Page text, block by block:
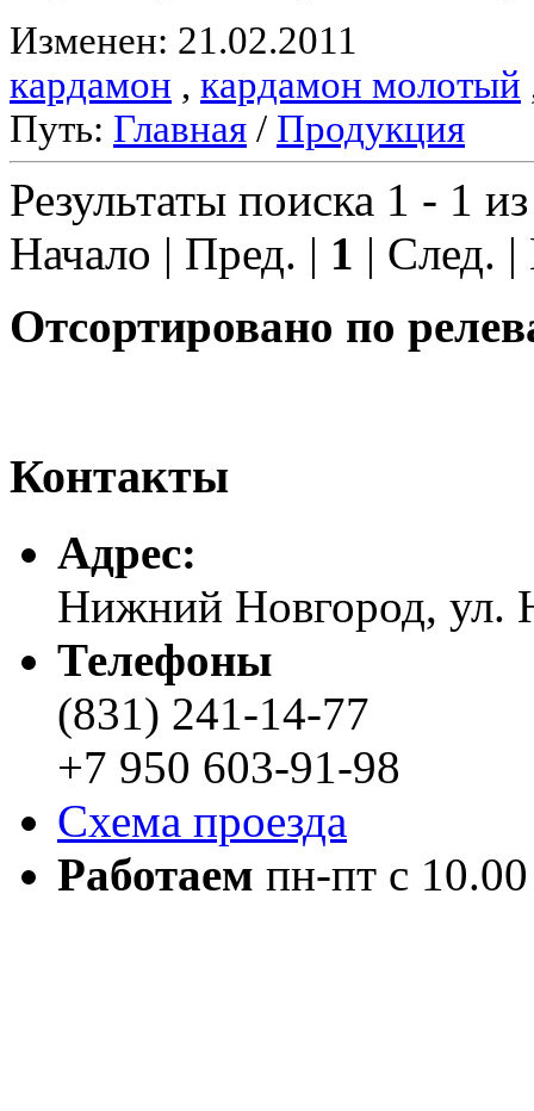
Изменен: 21.02.2011
кардамон , кардамон молотый
Путь: Главная / Продукция
Результаты поиска 1 - 1
Начало | Пред. | 1 | След.
Отсортировано по
Контакты
Адреc:
Нижний Новгород, ул.
Телефоны
(831) 241-14-77
+7 950 603-91-98
Схема проезда
Работаем пн-пт с